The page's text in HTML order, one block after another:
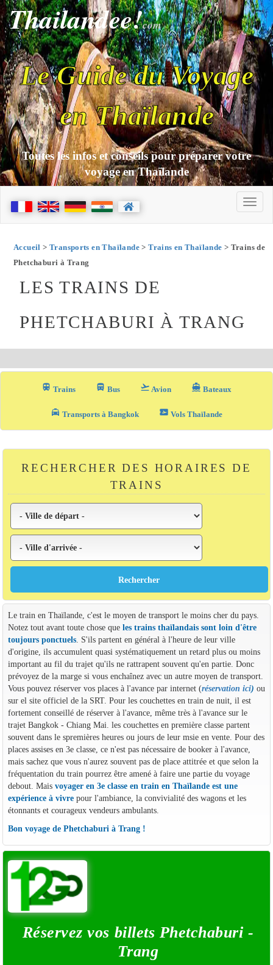
Thailandee!com
Le Guide du Voyage
en Thaïlande
Toutes les infos et conseils pour préparer votre
voyage en Thaïlande
Accueil > Transports en Thaïlande>Trains en Thaïlande > Trains de
Phetchaburi à Trang
LES TRAINS DE
PHETCHABURI À TRANG
train Trains directions_bus_filled Bus flight_takeoff Avion directions_boat Bateaux
local_taxi Transports à Bangkok airplane_ticket Vols Thaïlande
RECHERCHER DES HORAIRES DE
TRAINS
Le train en Thaïlande, c'est le moyen de transport le moins cher du pays.
Notez tout avant toute chose que les trains thaïlandais sont loin d'être
toujours ponctuels. S'ils partent en général à l'heure de leur ville
d'origine, ils accumulent quasi systématiquement un retard plus ou moins
important au fil du trajet qu'ils ne rattrapent souvent qu'en partie. Donc
prévoyez de la marge si vous enchaînez avec un autre moyen de transport.
Vous pouvez réserver vos places à l'avance par internet (réservation ici) ou
sur el site officiel de la SRT. Pour les couchettes en train de nuit, il est
fortement conseillé de réserver à l'avance, même très à l'avance sur le
trajet Bangkok - Chiang Mai. les couchettes en première classe partent
souvent dans le spremières heures ou jours de leur msie en vente. Pour des
places assises en 3e classe, ce n'est pas nécessaire de booker à l'avance,
mais sachez que vous n'aurez souvent pas de place attitrée et que selon la
fréquentation du train pourrez être amené à faire une partie du voyage
debout. Mais voyager en 3e classe en train en Thaïlande est une
expérience à vivrepour l'ambiance, la convivialité des wagons et les
étonnants et courageux vendeurs ambulants.
Bon voyage de Phetchaburi à Trang !
Réservez vos billets Phetchaburi -
Trang